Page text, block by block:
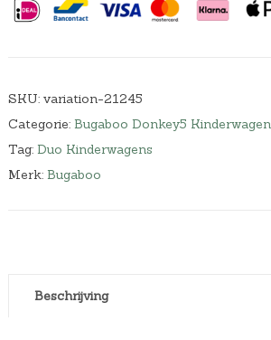
SKU: variation-21245
Categorie: Bugaboo Donkey5 Kinderwagen
Tag: Duo Kinderwagens
Merk: Bugaboo
Beschrijving